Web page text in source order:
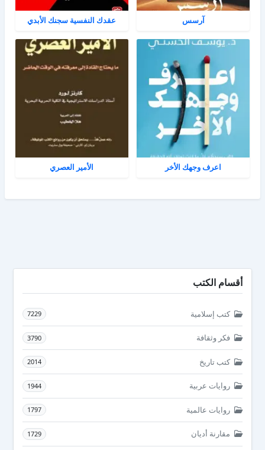
آرسس عقدك النفسية سجنك الأبدي
اعرف وجهك الأخر الأمير العصري
أقسام الكتب
كتب إسلامية 7229
فكر وثقافة 3790
كتب تاريخ 2014
روايات عربية 1944
روايات عالمية 1797
مقارنة أديان 1729